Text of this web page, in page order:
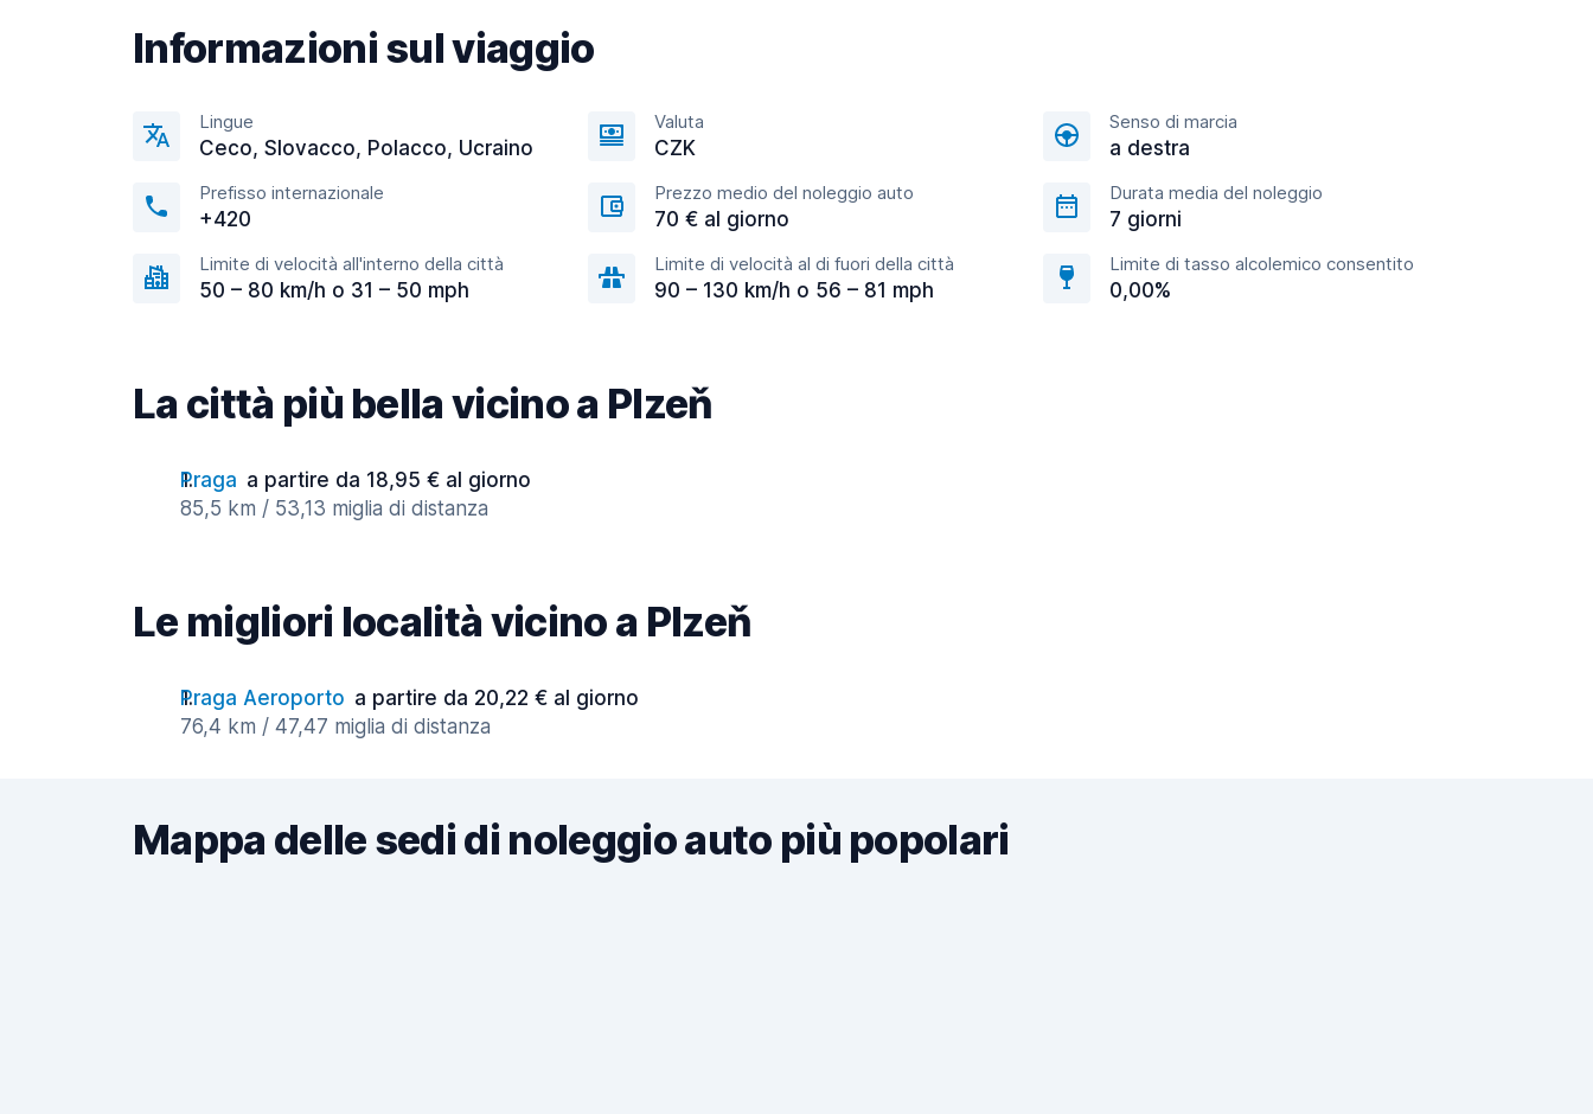
Informazioni sul viaggio
Lingue
Ceco, Slovacco, Polacco, Ucraino
Valuta
CZK
Senso di marcia
a destra
Prefisso internazionale
+420
Prezzo medio del noleggio auto
70 € al giorno
Durata media del noleggio
7 giorni
Limite di velocità all'interno della città
50 – 80 km/h o 31 – 50 mph
Limite di velocità al di fuori della città
90 – 130 km/h o 56 – 81 mph
Limite di tasso alcolemico consentito
0,00%
La città più bella vicino a Plzeň
Praga a partire da 18,95 € al giorno
85,5 km / 53,13 miglia di distanza
Le migliori località vicino a Plzeň
Praga Aeroporto a partire da 20,22 € al giorno
76,4 km / 47,47 miglia di distanza
Mappa delle sedi di noleggio auto più popolari